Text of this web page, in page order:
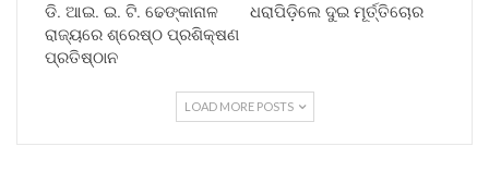
ଡି. ଆଇ. ଇ. ଟି. ଢେଙ୍କାନାଳ
ରାଜ୍ୟରେ ଶ୍ରେଷ୍ଠ ପ୍ରଶିକ୍ଷଣ
ପ୍ରତିଷ୍ଠାନ
ଧରାପିଡ଼ିଲେ ଦୁଇ ମୂର୍ତ୍ତିଚୋର
LOAD MORE POSTS